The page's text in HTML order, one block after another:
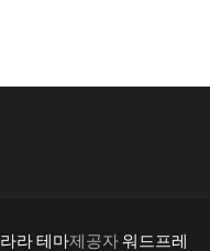
라라 테마제공자워드프레